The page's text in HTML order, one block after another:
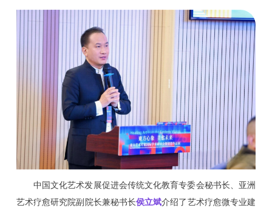
中国文化艺术发展促进会传统文化教育专委会秘书长、亚洲
艺术疗愈研究院副院长兼秘书长侯立斌介绍了艺术疗愈微专业建